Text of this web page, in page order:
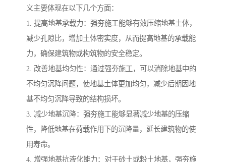
义主要体现在以下几个方面：
1. 提高地基承载力：强夯施工能够有效压缩地基土体，
减少孔隙比，增加土体密实度，从而提高地基的承载能
力，确保建筑物或构筑物的安全稳定。
2. 改善地基均匀性：通过强夯施工，可以消除地基中的
不均匀沉降问题，使地基土体更加均匀，减少后期因地
基不均匀沉降导致的结构损坏。
3. 减少地基沉降：强夯施工能够显著减少地基的压缩
性，降低地基在荷载作用下的沉降量，延长建筑物的使
用寿命。
4. 增强地基抗液化能力：对于砂土或粉土地基，强夯施